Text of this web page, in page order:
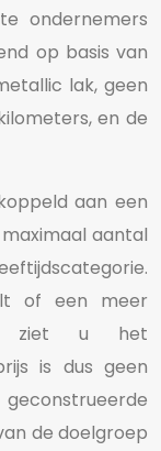
ondernemers
op basis van
lak, geen
en de
aan een
aantal
of een meer
ziet u het
is dus geen
de doelgroep